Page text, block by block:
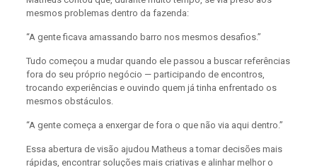
mesmos problemas dentro da fazenda:
“A gente ficava amassando barro nos mesmos desafios.”
Tudo começou a mudar quando ele passou a buscar referências
fora do seu próprio negócio — participando de encontros,
trocando experiências e ouvindo quem já tinha enfrentado os
mesmos obstáculos.
“A gente começa a enxergar de fora o que não via aqui dentro.”
Essa abertura de visão ajudou Matheus a tomar decisões mais
rápidas, encontrar soluções mais criativas e alinhar melhor o